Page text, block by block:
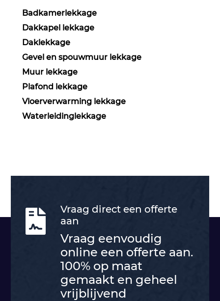
Badkamerlekkage
Dakkapel lekkage
Daklekkage
Gevel en spouwmuur lekkage
Muur lekkage
Plafond lekkage
Vloerverwarming lekkage
Waterleidinglekkage

Vraag direct een offerte
aan
Vraag eenvoudig
online een offerte aan.
100% op maat
gemaakt en geheel
vrijblijvend